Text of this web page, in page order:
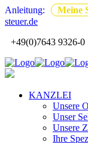
Anleitung: Meine
steuer.de
+49(0)7643 9326-0
KANZLEI
Unsere
Unser
Unsere
Ihre